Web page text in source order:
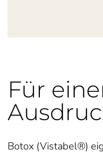
Für
Botox (Vistabel®)